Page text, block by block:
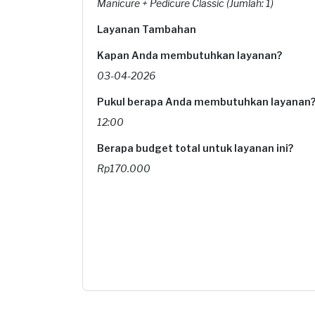
Manicure + Pedicure Classic (Jumlah: 1)
Layanan Tambahan
Kapan Anda membutuhkan layanan?
03-04-2026
Pukul berapa Anda membutuhkan layanan?
12:00
Berapa budget total untuk layanan ini?
Rp170.000